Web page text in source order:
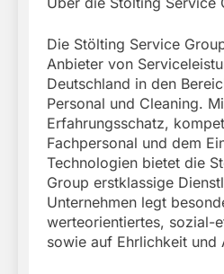
Die Stölting Service
Anbieter von
Deutschland in den
Personal und Cleaning.
Erfahrungsschatz,
Fachpersonal und dem
Technologien bietet die
Group erstklassige
Unternehmen legt
werteorientiertes, sozial-
sowie auf Ehrlichkeit und